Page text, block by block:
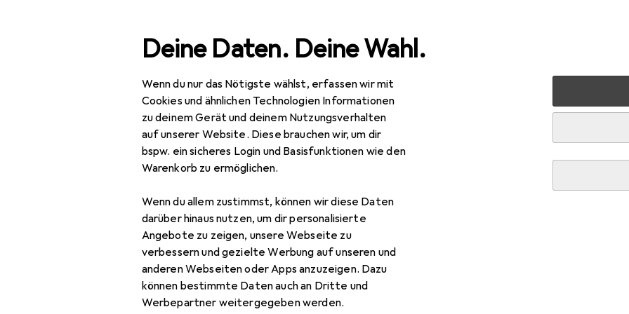
Deine Daten. Deine Wahl.
Wenn du nur das Nötigste wählst, erfassen wir mit
Cookies und ähnlichen Technologien Informationen
zu deinem Gerät und deinem Nutzungsverhalten
auf unserer Website. Diese brauchen wir, um dir
bspw. ein sicheres Login und Basisfunktionen wie den
Warenkorb zu ermöglichen.
Wenn du allem zustimmst, können wir diese Daten
darüber hinaus nutzen, um dir personalisierte
Angebote zu zeigen, unsere Webseite zu
verbessern und gezielte Werbung auf unseren und
anderen Webseiten oder Apps anzuzeigen. Dazu
können bestimmte Daten auch an Dritte und
Werbepartner weitergegeben werden.
Navigation nach Kategorien Gesamtsortiment Baumarkt + Garten Bauen + Renovieren